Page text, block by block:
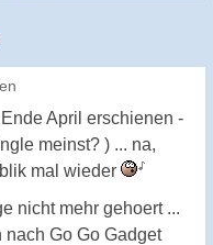
April erschienen -
meinst? ) ... na,
mal wieder
nicht mehr gehoert ...
nach Go Go Gadget